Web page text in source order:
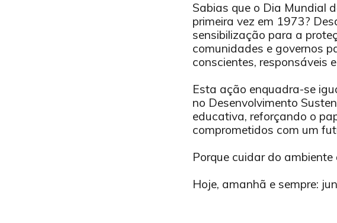
Sabias que o Dia Mundial
primeira vez em 1973?
sensibilização para a
comunidades e governos
conscientes, responsáveis
Esta ação enquadra-se
no Desenvolvimento
educativa, reforçando o
comprometidos com um
Porque cuidar do
Hoje, amanhã e sempre: